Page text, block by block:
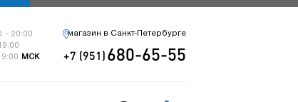
- 20:00
МСК
магазин в Санкт-Петербурге
+7 (951)680-65-55